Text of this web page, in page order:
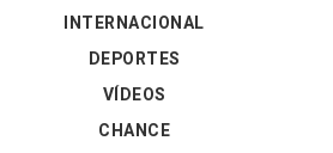
INTERNACIONAL
DEPORTES
VÍDEOS
CHANCE